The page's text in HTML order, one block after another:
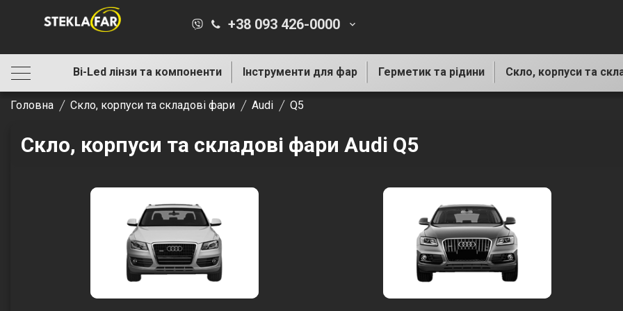
+38 093 426-0000 keyboard_arrow_down
Bi-Led лінзи та компоненти Інструменти для фар Герметик та рідини Скло, корпуси та
Головна Скло, корпуси та складові фари Audi Q5
Скло, корпуси та складові фари Audi Q5